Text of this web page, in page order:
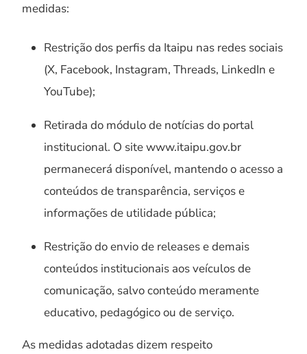
medidas:
Restrição dos perfis da Itaipu nas redes sociais
(X, Facebook, Instagram, Threads, LinkedIn e
YouTube);
Retirada do módulo de notícias do portal
institucional. O site www.itaipu.gov.br
permanecerá disponível, mantendo o acesso a
conteúdos de transparência, serviços e
informações de utilidade pública;
Restrição do envio de releases e demais
conteúdos institucionais aos veículos de
comunicação, salvo conteúdo meramente
educativo, pedagógico ou de serviço.
As medidas adotadas dizem respeito